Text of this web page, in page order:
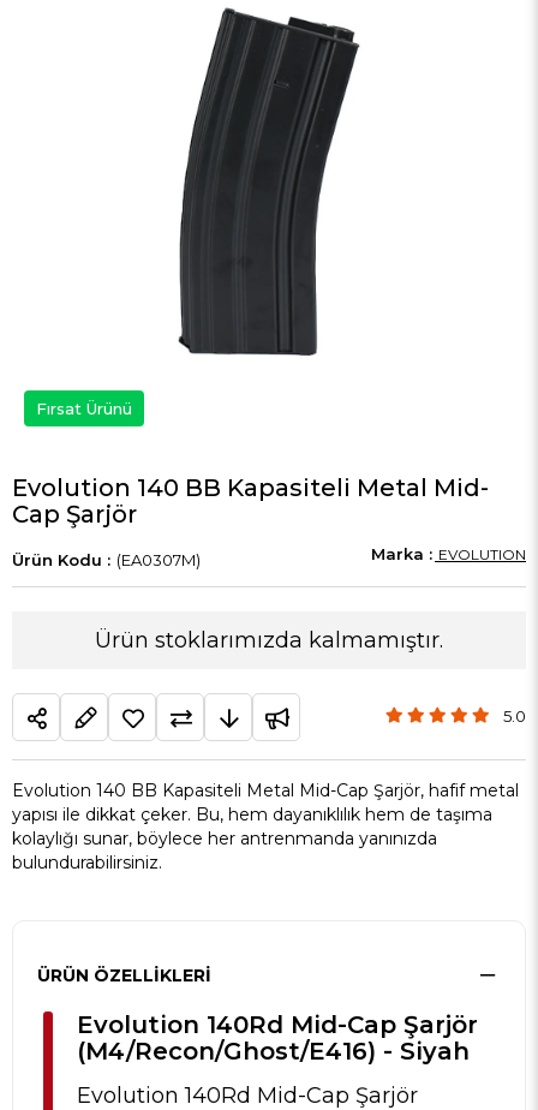
Fırsat Ürünü
Evolution 140 BB Kapasiteli Metal Mid-
Cap Şarjör
(EA0307M) EVOLUTION
Ürün stoklarımızda kalmamıştır.
5.0
Evolution 140 BB Kapasiteli Metal Mid-Cap Şarjör, hafif metal
yapısı ile dikkat çeker. Bu, hem dayanıklılık hem de taşıma
kolaylığı sunar, böylece her antrenmanda yanınızda
bulundurabilirsiniz.
ÜRÜN ÖZELLIKLERI
Evolution 140Rd Mid-Cap Şarjör
(M4/Recon/Ghost/E416) - Siyah
Evolution 140Rd Mid-Cap Şarjör